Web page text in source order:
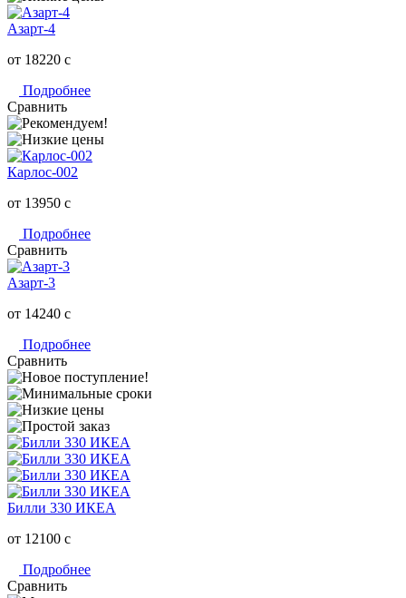
Азарт-4
от 18220 c
Подробнее
Сравнить
Карлос-002
от 13950 c
Подробнее
Сравнить
Азарт-3
от 14240 c
Подробнее
Сравнить
Билли 330 ИКЕА
от 12100 c
Подробнее
Сравнить